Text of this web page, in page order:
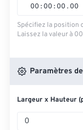
00 : 00 : 00 . 00
Spécifiez la position
Laissez la valeur à
Paramètres
Largeur x Hauteur